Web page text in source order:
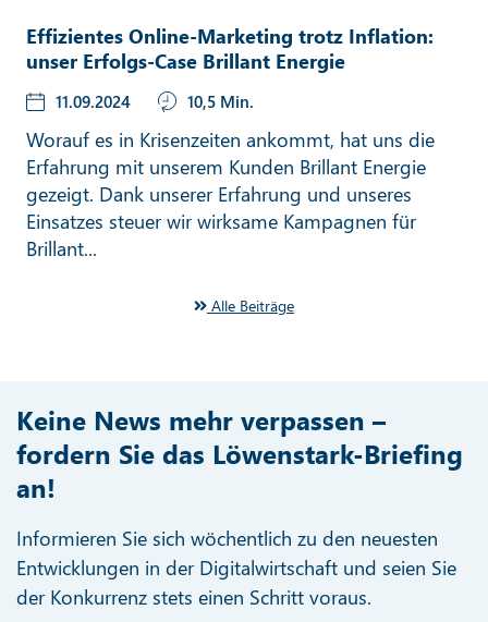
Effizientes Online-Marketing trotz Inflation:
unser Erfolgs-Case Brillant Energie
11.09.2024 10,5 Min.
Worauf es in Krisenzeiten ankommt, hat uns die
Erfahrung mit unserem Kunden Brillant Energie
gezeigt. Dank unserer Erfahrung und unseres
Einsatzes steuer wir wirksame Kampagnen für
Brillant...
Alle Beiträge
Keine News mehr verpassen –
fordern Sie das Löwenstark-Briefing
an!
Informieren Sie sich wöchentlich zu den neuesten
Entwicklungen in der Digitalwirtschaft und seien Sie
der Konkurrenz stets einen Schritt voraus.